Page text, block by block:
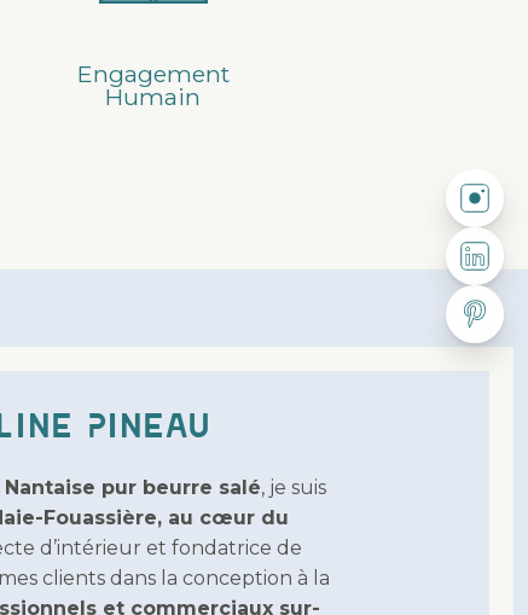
Engagement
Humain
Pineau
Nantaise pur beurre salé, je suis
Fouassière, au cœur du
d’intérieur et fondatrice de
clients dans la conception à la
et commerciaux sur-
Suivez-
Suivez-